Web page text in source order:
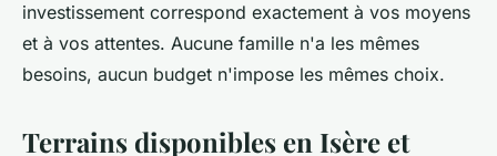
investissement correspond exactement à vos moyens
et à vos attentes. Aucune famille n'a les mêmes
besoins, aucun budget n'impose les mêmes choix.
Terrains disponibles en Isère et